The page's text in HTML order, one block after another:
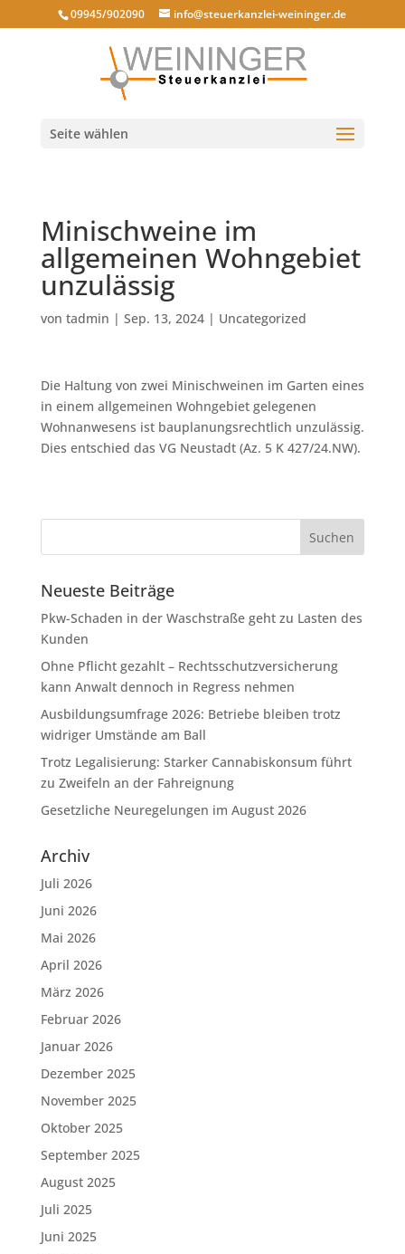
09945/902090 info@steuerkanzlei-weininger.de
Seite wählen
Minischweine im
allgemeinen Wohngebiet
unzulässig
von tadmin | Sep. 13, 2024| Uncategorized
Die Haltung von zwei Minischweinen im Garten eines
in einem allgemeinen Wohngebiet gelegenen
Wohnanwesens ist bauplanungsrechtlich unzulässig.
Dies entschied das VG Neustadt (Az. 5 K 427/24.NW).
Neueste Beiträge
Pkw-Schaden in der Waschstraße geht zu Lasten des
Kunden
Ohne Pflicht gezahlt – Rechtsschutzversicherung
kann Anwalt dennoch in Regress nehmen
Ausbildungsumfrage 2026: Betriebe bleiben trotz
widriger Umstände am Ball
Trotz Legalisierung: Starker Cannabiskonsum führt
zu Zweifeln an der Fahreignung
Gesetzliche Neuregelungen im August 2026
Archiv
Juli 2026
Juni 2026
Mai 2026
April 2026
März 2026
Februar 2026
Januar 2026
Dezember 2025
November 2025
Oktober 2025
September 2025
August 2025
Juli 2025
Juni 2025